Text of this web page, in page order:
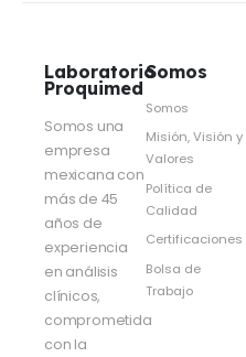
Laboratorio
Proquimed
Somos una
empresa
mexicana con
más de 45
años de
experiencia
en análisis
clínicos,
comprometida
con la
Somos
Somos
Misión, Visión y
Valores
Política de
Calidad
Certificaciones
Bolsa de
Trabajo